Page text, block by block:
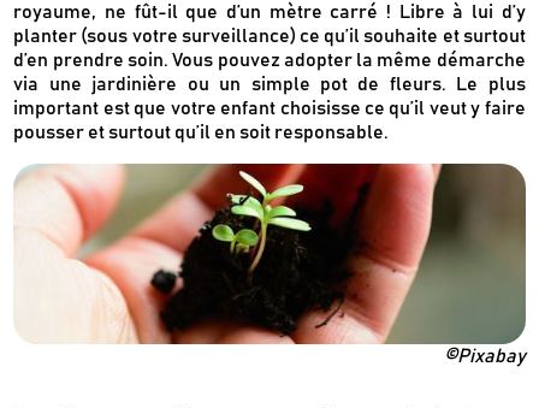
Je m'inscris
Recevez en cadeau votre livret de
Le Kaba !
royaume, ne fût-il que d’un mètre carré ! Libre à lui d’y
planter (sous votre surveillance) ce qu’il souhaite et surtout
d’en prendre soin. Vous pouvez adopter la même démarche
via une jardinière ou un simple pot de fleurs. Le plus
important est que votre enfant choisisse ce qu’il veut y faire
pousser et surtout qu’il en soit responsable.
©Pixabay